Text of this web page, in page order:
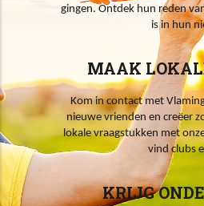
gingen. Ontdek hun reden
is in hun
MAAK
Kom in contact met
nieuwe vrienden en creëer
lokale vraagstukken met
vind clubs
KRIJG